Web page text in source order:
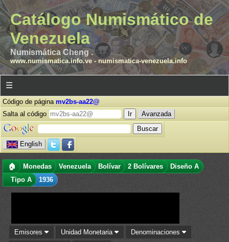
Catálogo Numismático de
Venezuela
Numismática Cheng .
www.numismatica.info.ve- numismatica-venezuela.info
☰
Código de página mv2bs-aa22@
Salta al código
Avanzada
English
🏠 Monedas Venezuela Bolívar 2 Bolívares
Diseño A
Tipo A
1936
Emisores Unidad Monetaria
Denominaciones